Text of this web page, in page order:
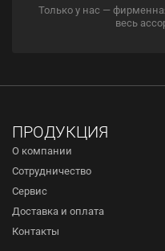
Только у нас —
весь
ПРОДУКЦИЯ
О компании
Сотрудничество
Сервис
Доставка и оплата
Контакты